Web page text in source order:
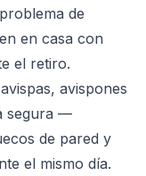
de
en casa con
el retiro.
avispones
segura —
de pared y
el mismo día.